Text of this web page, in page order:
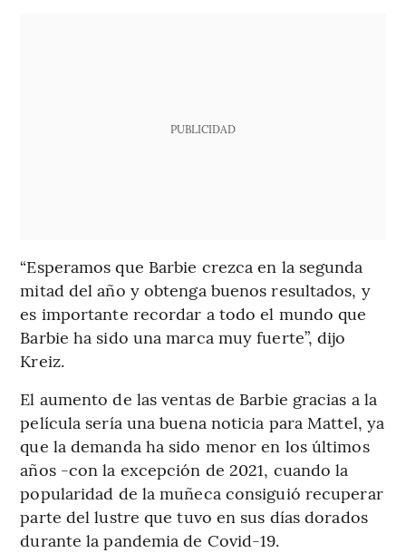
PUBLICIDAD
“Esperamos que Barbie crezca en la segunda
mitad del año y obtenga buenos resultados, y
es importante recordar a todo el mundo que
Barbie ha sido una marca muy fuerte”, dijo
Kreiz.
El aumento de las ventas de Barbie gracias a la
película sería una buena noticia para Mattel, ya
que la demanda ha sido menor en los últimos
años -con la excepción de 2021, cuando la
popularidad de la muñeca consiguió recuperar
parte del lustre que tuvo en sus días dorados
durante la pandemia de Covid-19.